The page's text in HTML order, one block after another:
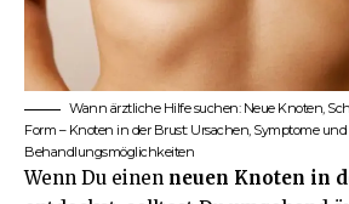
Wann ärztliche Hilfe suchen: Neue Knoten,
Form – Knoten in der Brust: Ursachen, Symptome und
Behandlungsmöglichkeiten
Wenn Du einen neuen Knoten in